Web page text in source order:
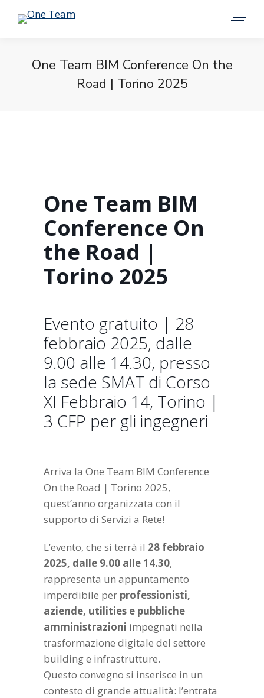
One Team BIM Conference On the
Road | Torino 2025
One Team BIM
Conference On
the Road |
Torino 2025
Evento gratuito | 28
febbraio 2025, dalle
9.00 alle 14.30, presso
la sede SMAT di Corso
XI Febbraio 14, Torino |
3 CFP per gli ingegneri
Arriva la One Team BIM Conference
On the Road | Torino 2025,
quest’anno organizzata con il
supporto di Servizi a Rete!
L’evento, che si terrà il 28 febbraio
2025, dalle 9.00 alle 14.30,
rappresenta un appuntamento
imperdibile per professionisti,
aziende, utilities e pubbliche
amministrazioni impegnati nella
trasformazione digitale del settore
building e infrastrutture.
Questo convegno si inserisce in un
contesto di grande attualità: l’entrata